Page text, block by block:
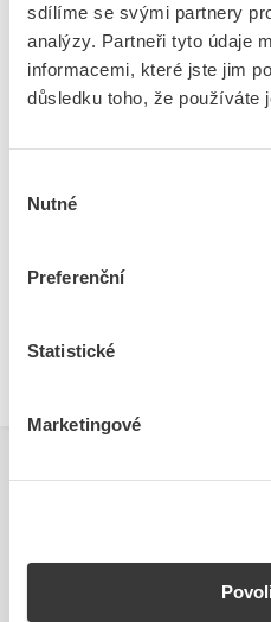
sdílíme se svými partnery
analýzy. Partneři tyto údaje
informacemi, které jste jim
důsledku toho, že používáte
souhlasu
Nutné
Preferenční
Statistické
Marketingové
Barva
Bílá
Bez halogenů
Ano
Otisk
Bez